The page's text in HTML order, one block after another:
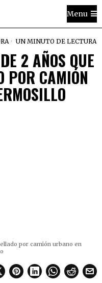
Menu
UN MINUTO DE LECTURA
2 AÑOS QUE
POR CAMIÓN
por camión urbano en